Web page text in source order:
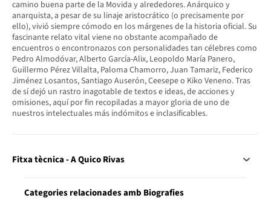
camino buena parte de la Movida y alrededores. Anárquico y
anarquista, a pesar de su linaje aristocrático (o precisamente por
ello), vivió siempre cómodo en los márgenes de la historia oficial. Su
fascinante relato vital viene no obstante acompañado de
encuentros o encontronazos con personalidades tan célebres como
Pedro Almodóvar, Alberto García-Alix, Leopoldo María Panero,
Guillermo Pérez Villalta, Paloma Chamorro, Juan Tamariz, Federico
Jiménez Losantos, Santiago Auserón, Ceesepe o Kiko Veneno. Tras
de sí dejó un rastro inagotable de textos e ideas, de acciones y
omisiones, aquí por fin recopiladas a mayor gloria de uno de
nuestros intelectuales más indómitos e inclasificables.
Fitxa tècnica - A Quico Rivas
Categories relacionades amb Biografies